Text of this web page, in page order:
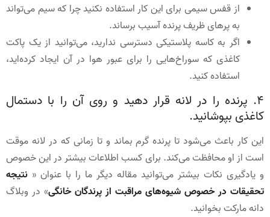
از قفس سیمی برای این کار استفاده نکنید چرا که سیم می‌تواند
به پرهای ظریف پرنده آسیب برساند.
اگر به کاسه پلاستیکی دسترسی ندارید، می‌توانید از یک پاکت
کاغذی که سوراخ‌هایی را برای عبور هوا در آن ایجاد کرده‌اید،
استفاده کنید.
4. پرنده را در لانه قرار دهید و روی آن را با دستمال
کاغذی بپوشانید.
این کار باعث می‌شود تا پرنده گرم بماند و تا زمانی که در لانه موقت
است از او محافظت می‌کند. برای کسب اطلاعات بیشتر در این خصوص
و یادگیری نکات بیشتر می‌توانید مقاله دیگر ما را با عنوان « نتیجه
تحقیقات در خصوص شیوه‌های مراقبت از پرندگان خانگی» در وبلاگ
دانه مارکت بخوانید.